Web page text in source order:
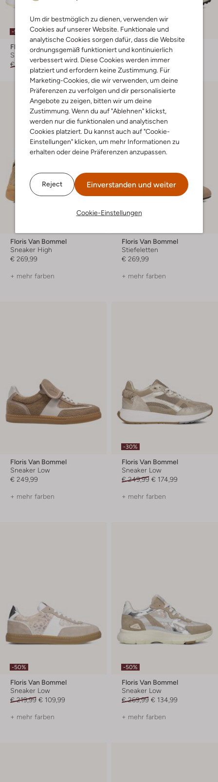
Um dir bestmöglich zu dienen, verwenden wir
Cookies auf unserer Website. Funktionale und
analytische Cookies sorgen dafür, dass die Website
ordnungsgemäß funktioniert und kontinuierlich
verbessert wird. Diese Cookies werden immer
platziert und erfordern keine Zustimmung. Für
Marketing-Cookies, die wir verwenden, um deine
Präferenzen zu verfolgen und dir personalisierte
Angebote zu zeigen, bitten wir um deine
Zustimmung. Wenn du auf "Ablehnen" klickst,
werden nur die funktionalen und analytischen
Cookies platziert. Du kannst auch auf "Cookie-
Einstellungen" klicken, um mehr Informationen zu
erhalten oder deine Präferenzen anzupassen.
Reject Einverstanden und weiter
Cookie-Einstellungen
-50%
Floris Van Bommel
Sneaker Low
€ 239,99 € 119,99
Letzter Artikel
-50%
Floris Van Bommel
Sneaker Low
€ 239,99 € 119,99
Floris Van Bommel
Sneaker High
€ 269,99
+ mehr farben
Floris Van Bommel
Stiefeletten
€ 269,99
+ mehr farben
Floris Van Bommel
Sneaker Low
€ 249,99
+ mehr farben
-30%
Floris Van Bommel
Sneaker Low
€ 249,99 € 174,99
+ mehr farben
-50%
Floris Van Bommel
Sneaker Low
€ 219,99 € 109,99
+ mehr farben
-50%
Floris Van Bommel
Sneaker Low
€ 269,99 € 134,99
+ mehr farben